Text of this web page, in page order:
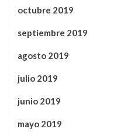
octubre 2019
septiembre 2019
agosto 2019
julio 2019
junio 2019
mayo 2019